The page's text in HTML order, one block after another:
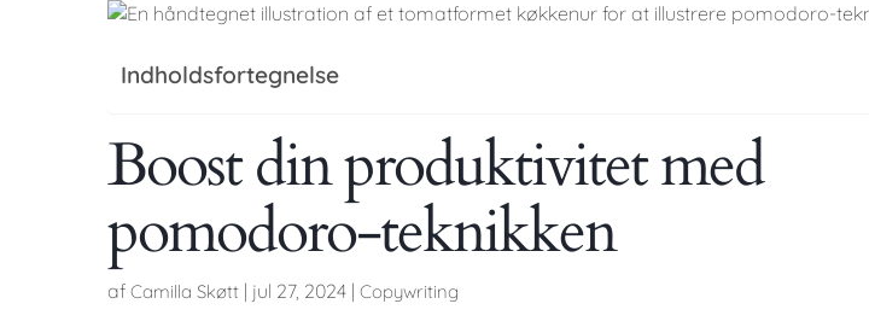
Indholdsfortegnelse
Boost din produktivitet med
pomodoro-teknikken
afCamilla Skøtt | jul 27, 2024 |Copywriting